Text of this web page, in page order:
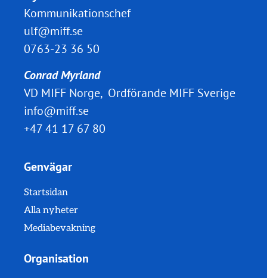
Kommunikationschef
ulf@miff.se
0763-23 36 50
Conrad Myrland
VD MIFF Norge, Ordförande MIFF Sverige
info@miff.se
+47 41 17 67 80
Genvägar
Startsidan
Alla nyheter
Mediabevakning
Organisation